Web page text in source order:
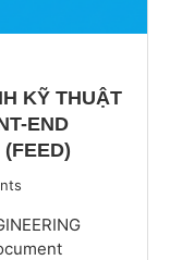
KỸ THUẬT
END